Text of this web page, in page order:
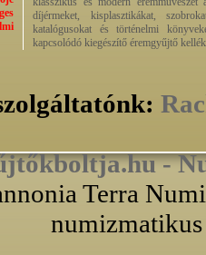
díjérmeket, kisplasztikákat,
katalógusokat és történelmi
kapcsolódó kiegészítő éremgyűjtő
-
Terra
numizmatikus